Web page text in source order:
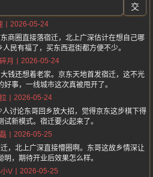
交
2026-05-24
商圈直接落宿迁，北上广深估计在想自己哪
民有福了，买东西逛街都方便不少。
月
2026-05-24
钱还想着老家。京东天地首发宿迁，这不光
事，一线城市这次真被甩开了。
2026-05-24
讨论东哥回乡放大招，觉得京东这步棋下得
新模式。宿迁要火起来了。
2026-05-25
，北上广深直接懵圈啊。东哥这故乡情深让
，期待开业后效果怎么样。
V
2026-05-25